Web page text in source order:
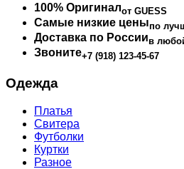
100% Оригиналот GUESS
Самые низкие ценыпо
Доставка по Россиив
Звоните+7 (918) 123-45-67
Одежда
Платья
Свитера
Футболки
Куртки
Разное